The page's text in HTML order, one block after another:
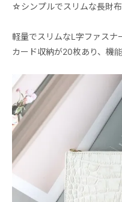
☆シンプルでスリムな長財
軽量でスリムなL字ファスナ
カード収納が20枚あり、機能